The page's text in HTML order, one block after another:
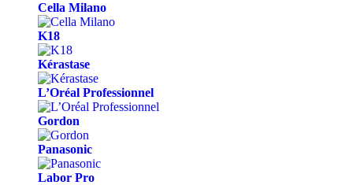
Cella Milano
K18
Kérastase
L’Oréal Professionnel
Gordon
Panasonic
Labor Pro